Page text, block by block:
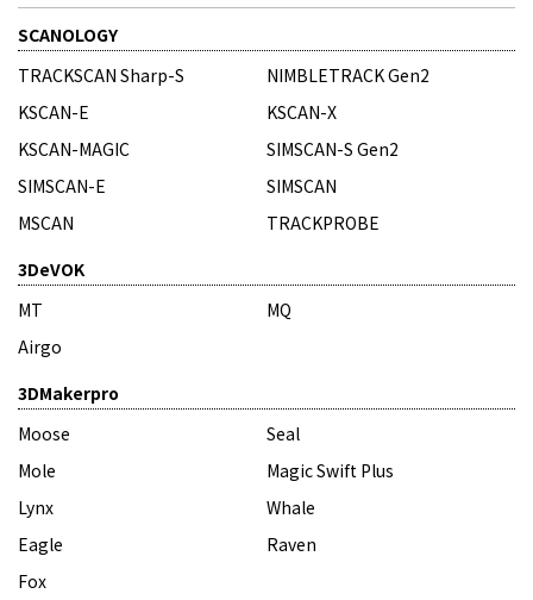
SCANOLOGY
TRACKSCAN Sharp-S
NIMBLETRACK Gen2
KSCAN-E
KSCAN-X
KSCAN-MAGIC
SIMSCAN-S Gen2
SIMSCAN-E
SIMSCAN
MSCAN
TRACKPROBE
3DeVOK
MT
MQ
Airgo
3DMakerpro
Moose
Seal
Mole
Magic Swift Plus
Lynx
Whale
Eagle
Raven
Fox